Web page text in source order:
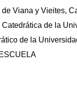
Viana y Vieites,
de la
de la